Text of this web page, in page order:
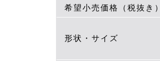
希望小売価格（税抜き）
形状・サイズ